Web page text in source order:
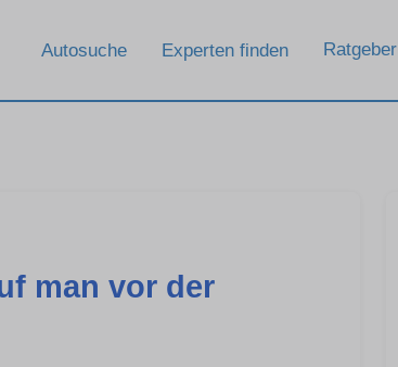
Autosuche Experten finden Ratgeber
man vor der